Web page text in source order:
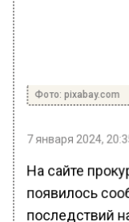
Фото: pixabay.com
7 января 2024,
На сайте
появилось
последствий